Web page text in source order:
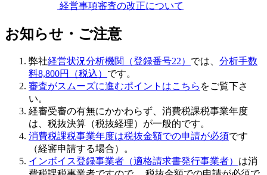
経営事項審査の改正について
お知らせ・ご注意
弊社経営状況分析機関（登録番号22） では、 分析手数
料8,800円（税込） です。
審査がスムーズに進むポイントはこちら をご覧下さ
い。
経審受審の有無にかかわらず、 消費税課税事業年度
は、税抜決算（税抜経理）が一般的です。
消費税課税事業年度は税抜金額での申請が必須です
（経審申請する場合）。
インボイス登録事業者（適格請求書発行事業者） は消